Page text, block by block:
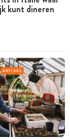
kunt dineren
ARTIKEL